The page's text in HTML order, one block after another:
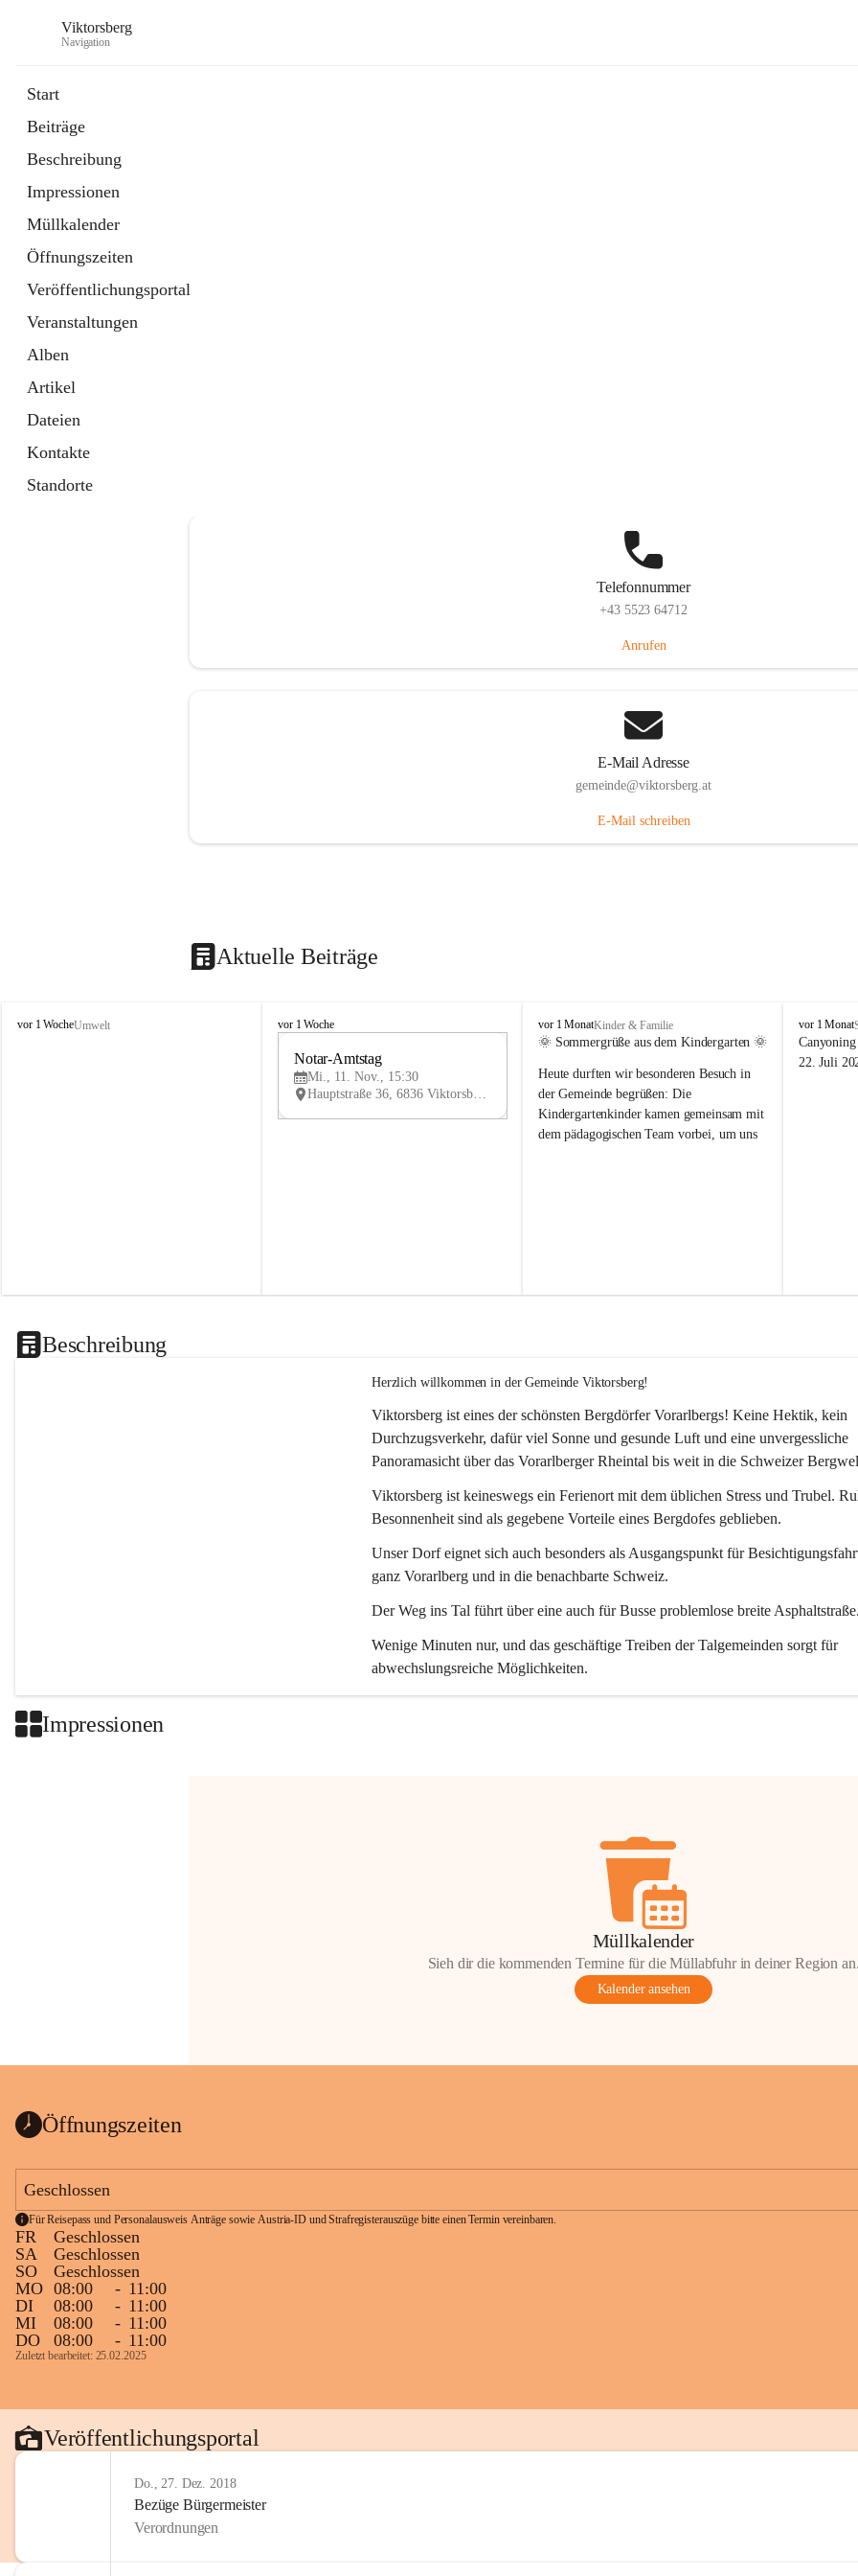
Viktorsberg
Navigation
Start
Beiträge
Beschreibung
Impressionen
Müllkalender
Öffnungszeiten
Veröffentlichungsportal
Veranstaltungen
Alben
Artikel
Dateien
Kontakte
Standorte
Telefonnummer
+43 5523 64712
Anrufen
E-Mail Adresse
gemeinde@viktorsberg.at
E-Mail schreiben
Aktuelle Beiträge
V
vor 1 WocheUmwelt
V
vor 1 Woche
V
Notar-Amtstag
Mi., 11. Nov., 15:30
Hauptstraße 36, 6836 Viktorsberg, AUT
V
i
t
o
r
s
vor 1 MonatKinder & Familie
🌞 Sommergrüße aus dem Kindergarten 🌞
Heute durften wir besonderen Besuch in
der Gemeinde begrüßen: Die
Kindergartenkinder kamen gemeinsam mit
dem pädagogischen Team vorbei, um uns
V
i
k
vor 1 Monat
22. Juli
Beschreibung
Herzlich willkommen in der Gemeinde Viktorsberg!
Viktorsberg ist eines der schönsten Bergdörfer Vorarlbergs! Keine Hektik, kein
Durchzugsverkehr, dafür viel Sonne und gesunde Luft und eine unvergessliche
Panoramasicht über das Vorarlberger Rheintal bis weit in die Schweizer
Viktorsberg ist keineswegs ein Ferienort mit dem üblichen Stress und Trubel.
Besonnenheit sind als gegebene Vorteile eines Bergdofes geblieben.
Unser Dorf eignet sich auch besonders als Ausgangspunkt für
ganz Vorarlberg und in die benachbarte Schweiz.
Der Weg ins Tal führt über eine auch für Busse problemlose breite
Wenige Minuten nur, und das geschäftige Treiben der Talgemeinden sorgt für
abwechslungsreiche Möglichkeiten.
Impressionen
Müllkalender
Sieh dir die kommenden Termine für die Müllabfuhr in deiner Region
Kalender ansehen
Öffnungszeiten
Geschlossen
Für Reisepass und Personalausweis Anträge sowie Austria-ID und Strafregisterauszüge bitte einen Termin vereinbaren.
FR
Geschlossen
SA
Geschlossen
SO
Geschlossen
MO 08:00 - 11:00
DI
08:00 - 11:00
MI
08:00 - 11:00
DO
08:00 - 11:00
Zuletzt bearbeitet: 25.02.2025
Veröffentlichungsportal
Do., 27. Dez. 2018
Bezüge Bürgermeister
Verordnungen